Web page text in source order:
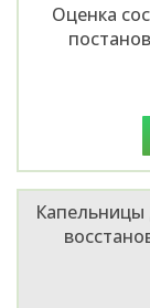
Оценка
Капельницы